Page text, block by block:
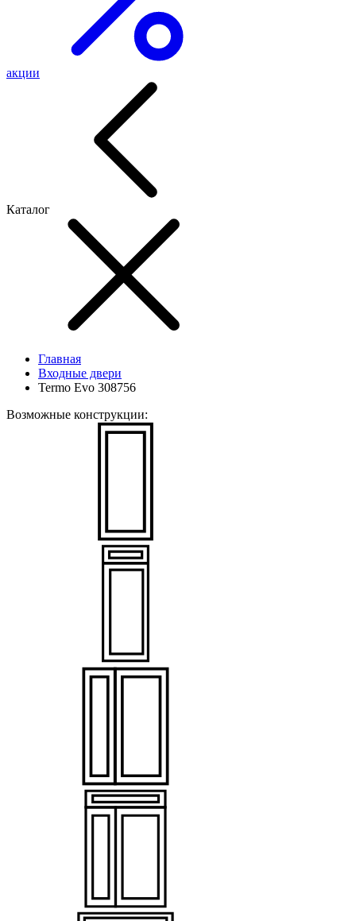
акции
Каталог
Главная
Входные двери
Termo Evo 308756
Возможные конструкции: